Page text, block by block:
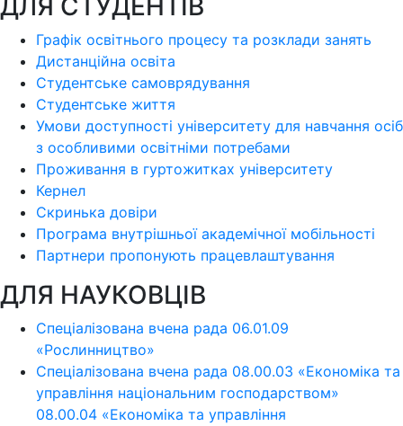
ДЛЯ СТУДЕНТІВ
Графік освітнього процесу та розклади занять
Дистанційна освіта
Студентське самоврядування
Студентське життя
Умови доступності університету для навчання осіб
з особливими освітніми потребами
Проживання в гуртожитках університету
Кернел
Скринька довіри
Програма внутрішньої академічної мобільності
Партнери пропонують працевлаштування
ДЛЯ НАУКОВЦІВ
Спеціалізована вчена рада 06.01.09
«Рослинництво»
Спеціалізована вчена рада 08.00.03 «Економіка та
управління національним господарством»
08.00.04 «Економіка та управління